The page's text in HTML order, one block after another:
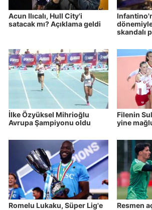
Acun Ilıcalı, Hull City'i
satacak mı? Açıklama geldi
skandalı
İlke Özyüksel Mihrioğlu
Avrupa Şampiyonu oldu
Filenin
yine
Romelu Lukaku, Süper Lig'e
Resmen